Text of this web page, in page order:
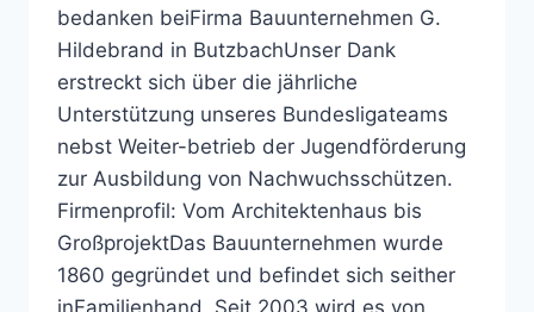
bedanken beiFirma Bauunternehmen G.
Hildebrand in ButzbachUnser Dank
erstreckt sich über die jährliche
Unterstützung unseres Bundesligateams
nebst Weiter-betrieb der Jugendförderung
zur Ausbildung von Nachwuchsschützen.
Firmenprofil: Vom Architektenhaus bis
GroßprojektDas Bauunternehmen wurde
1860 gegründet und befindet sich seither